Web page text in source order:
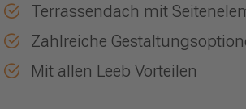
Terrassendach mit
Zahlreiche
Mit allen Leeb Vorteilen